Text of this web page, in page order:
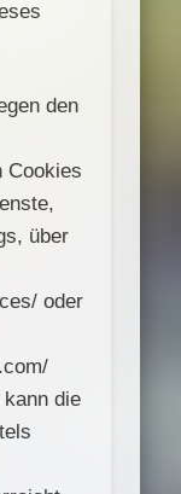
den
Cookies
über
oder
die